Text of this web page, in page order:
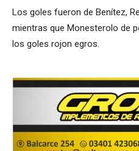
Los goles fueron de Benítez,
mientras que Monesterolo de
los goles rojon egros.